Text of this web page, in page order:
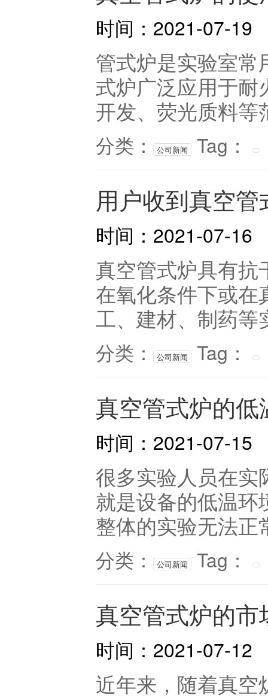
时间：2021-07-19
管式炉是实验室
式炉广泛应用于耐
开发、荧光质料
分类： 公司新闻 Tag：
用户收到真空
时间：2021-07-16
真空管式炉具有抗
在氧化条件下或在
工、建材、制药
分类： 公司新闻 Tag：
真空管式炉的
时间：2021-07-15
很多实验人员在实
就是设备的低温
整体的实验无法
分类： 公司新闻 Tag：
真空管式炉的
时间：2021-07-12
近年来，随着真